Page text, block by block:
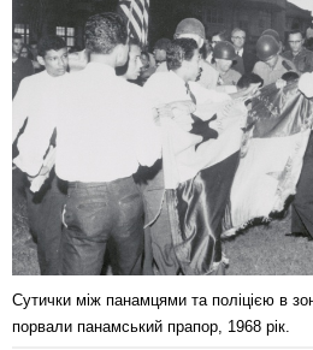
Сутички між панамцями та поліцією в
порвали панамський прапор, 1968 рік.